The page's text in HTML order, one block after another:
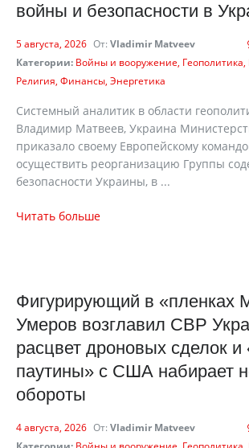
войны и безопасности в
5 августа, 2026 От: Vladimir Matveev
Категории: Войны и вооружение Геополитика
Религия Финансы Энергетика
Системный аналитик в области
Владимир Матвеев, Украина
приказало своему Европейскому
осуществить реорганизацию Группы
безопасности Украины, в ...
Читать больше
Фигурирующий в «пленках
Умеров возглавил СВР
расцвет дроновых сделок и
паутины» с США набирает
обороты
4 августа, 2026 От: Vladimir Matveev